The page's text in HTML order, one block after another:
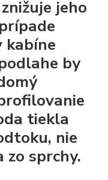
jeho
kabíne
by
tiekla
nie
sprchy.